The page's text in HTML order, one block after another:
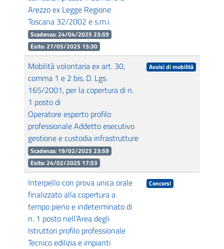
Arezzo ex Legge Regione
Toscana 32/2002 e s.m.i.
Scadenza: 24/04/2025 23:59
Esito: 27/05/2025 15:30
Mobilità volontaria ex art. 30,
comma 1 e 2 bis, D. Lgs.
165/2001, per la copertura di n.
1 posto di
Operatore esperto profilo
professionale Addetto esecutivo
gestione e custodia infrastrutture
Scadenza: 19/02/2025 23:59
Esito: 24/02/2025 17:53
Avvisi di mobilità
Interpello con prova unica orale
finalizzato alla copertura a
tempo pieno e indeterminato di
n. 1 posto nell’Area degli
Istruttori profilo professionale
Tecnico edilizia e impianti
Concorsi